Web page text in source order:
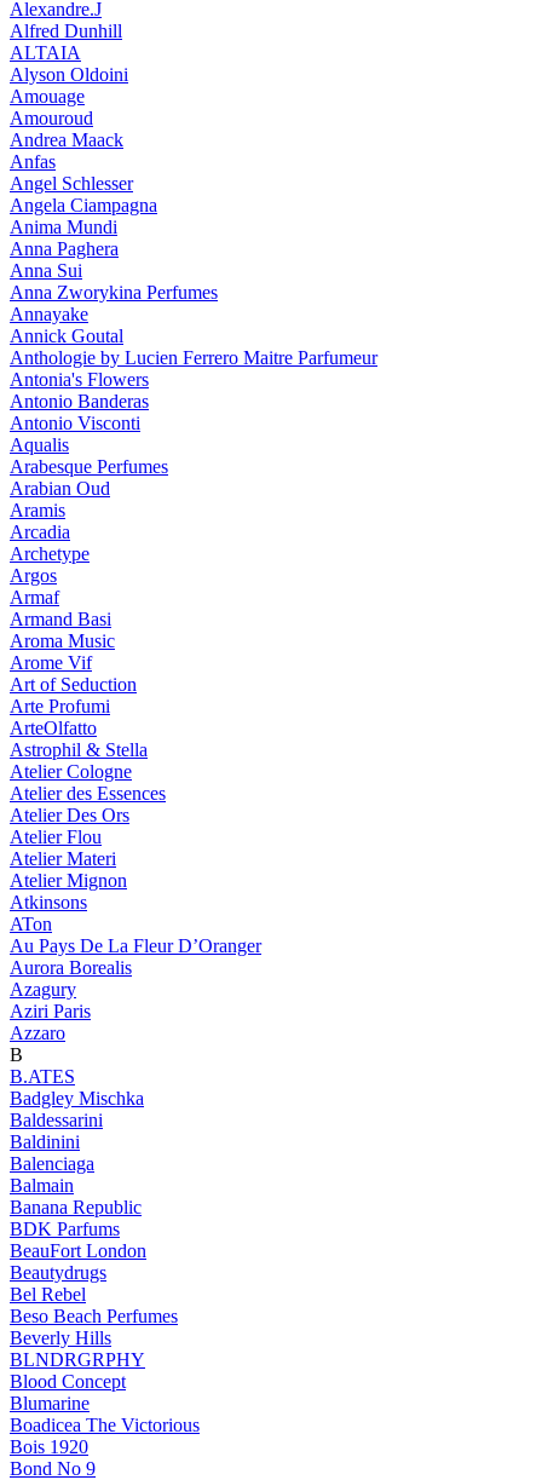
Alexandre.J
Alfred Dunhill
ALTAIA
Alyson Oldoini
Amouage
Amouroud
Andrea Maack
Anfas
Angel Schlesser
Angela Ciampagna
Anima Mundi
Anna Paghera
Anna Sui
Anna Zworykina Perfumes
Annayake
Annick Goutal
Anthologie by Lucien Ferrero Maitre Parfumeur
Antonia's Flowers
Antonio Banderas
Antonio Visconti
Aqualis
Arabesque Perfumes
Arabian Oud
Aramis
Arcadia
Archetype
Argos
Armaf
Armand Basi
Aroma Music
Arome Vif
Art of Seduction
Arte Profumi
ArteOlfatto
Astrophil & Stella
Atelier Cologne
Atelier des Essences
Atelier Des Ors
Atelier Flou
Atelier Materi
Atelier Mignon
Atkinsons
ATon
Au Pays De La Fleur D’Oranger
Aurora Borealis
Azagury
Aziri Paris
Azzaro
B
B.ATES
Badgley Mischka
Baldessarini
Baldinini
Balenciaga
Balmain
Banana Republic
BDK Parfums
BeauFort London
Beautydrugs
Bel Rebel
Beso Beach Perfumes
Beverly Hills
BLNDRGRPHY
Blood Concept
Blumarine
Boadicea The Victorious
Bois 1920
Bond No 9